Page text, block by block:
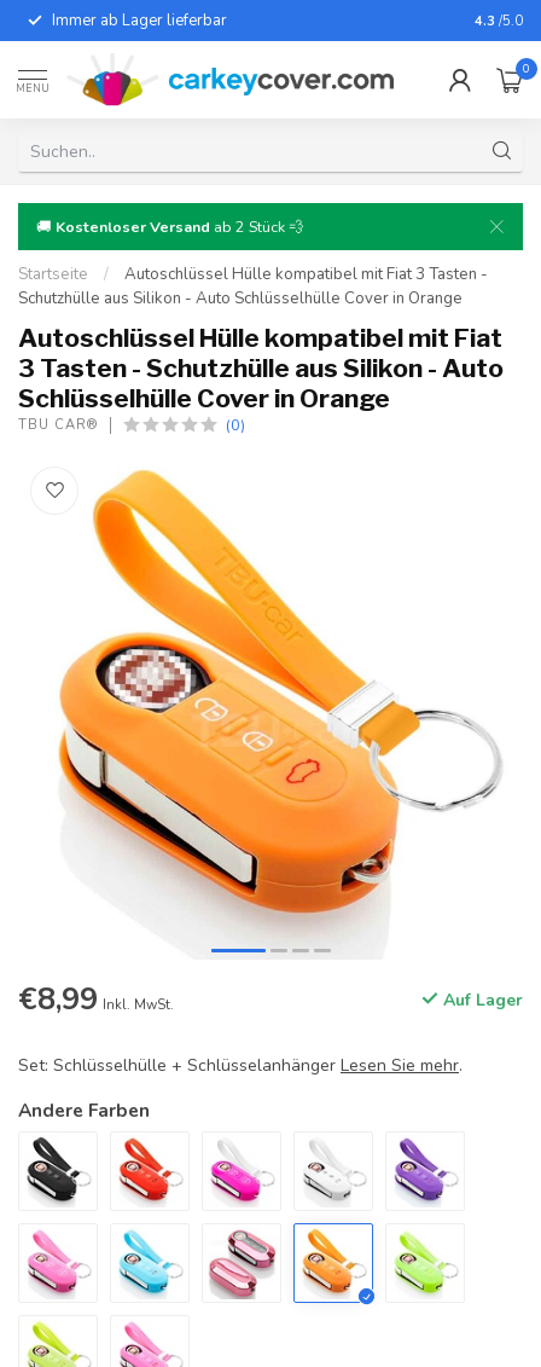
Immer ab Lager lieferbar Für fast
4.3 /5.0
MENU
0
🚚 Kostenloser Versand ab 2 Stück 💨
Startseite /
Autoschlüssel Hülle kompatibel mit Fiat 3 Tasten -
Schutzhülle aus Silikon - Auto Schlüsselhülle Cover in Orange
Autoschlüssel Hülle kompatibel mit Fiat
3 Tasten - Schutzhülle aus Silikon - Auto
Schlüsselhülle Cover in Orange
TBU CAR® (0)
€8,99 Inkl. MwSt. Auf Lager
Set: Schlüsselhülle + Schlüsselanhänger Lesen Sie mehr.
Andere Farben